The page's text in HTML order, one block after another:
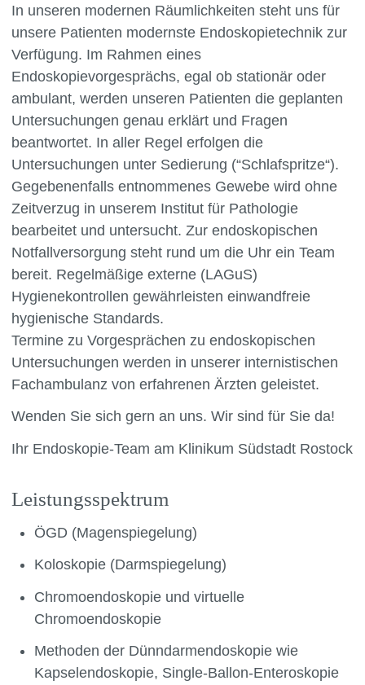
In unseren modernen Räumlichkeiten steht uns für
unsere Patienten modernste Endoskopietechnik zur
Verfügung. Im Rahmen eines
Endoskopievorgesprächs, egal ob stationär oder
ambulant, werden unseren Patienten die geplanten
Untersuchungen genau erklärt und Fragen
beantwortet. In aller Regel erfolgen die
Untersuchungen unter Sedierung (“Schlafspritze“).
Gegebenenfalls entnommenes Gewebe wird ohne
Zeitverzug in unserem Institut für Pathologie
bearbeitet und untersucht. Zur endoskopischen
Notfallversorgung steht rund um die Uhr ein Team
bereit. Regelmäßige externe (LAGuS)
Hygienekontrollen gewährleisten einwandfreie
hygienische Standards.
Termine zu Vorgesprächen zu endoskopischen
Untersuchungen werden in unserer internistischen
Fachambulanz von erfahrenen Ärzten geleistet.
Wenden Sie sich gern an uns. Wir sind für Sie da!
Ihr Endoskopie-Team am Klinikum Südstadt Rostock
Leistungsspektrum
ÖGD (Magenspiegelung)
Koloskopie (Darmspiegelung)
Chromoendoskopie und virtuelle
Chromoendoskopie
Methoden der Dünndarmendoskopie wie
Kapselendoskopie, Single-Ballon-Enteroskopie